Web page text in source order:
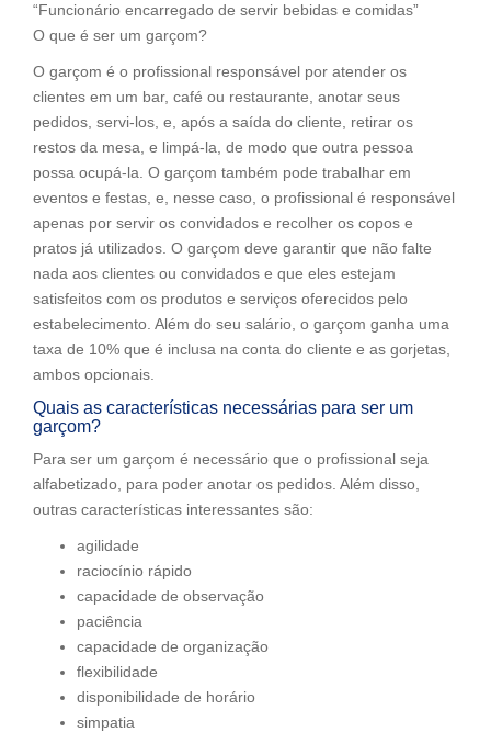
“Funcionário encarregado de servir bebidas e comidas”
O que é ser um garçom?
O garçom é o profissional responsável por atender os
clientes em um bar, café ou restaurante, anotar seus
pedidos, servi-los, e, após a saída do cliente, retirar os
restos da mesa, e limpá-la, de modo que outra pessoa
possa ocupá-la. O garçom também pode trabalhar em
eventos e festas, e, nesse caso, o profissional é responsável
apenas por servir os convidados e recolher os copos e
pratos já utilizados. O garçom deve garantir que não falte
nada aos clientes ou convidados e que eles estejam
satisfeitos com os produtos e serviços oferecidos pelo
estabelecimento. Além do seu salário, o garçom ganha uma
taxa de 10% que é inclusa na conta do cliente e as gorjetas,
ambos opcionais.
Quais as características necessárias para ser um
garçom?
Para ser um garçom é necessário que o profissional seja
alfabetizado, para poder anotar os pedidos. Além disso,
outras características interessantes são:
agilidade
raciocínio rápido
capacidade de observação
paciência
capacidade de organização
flexibilidade
disponibilidade de horário
simpatia